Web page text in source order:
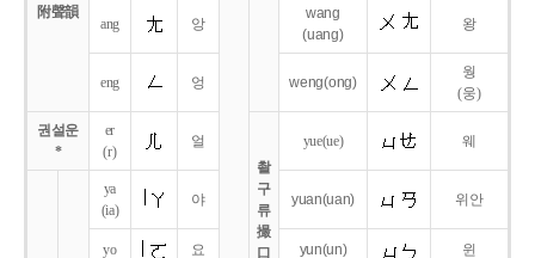
附聲韻
ang 앙
wang
(uang)
왕
eng 엉 weng(ong)
웡
(웅)
권설운
*
er
(r)
얼
촬
구
류
撮
口
yue(ue) 웨
ya
(ia)
야 yuan(uan) 위안
yo 요 yun(un) 윈